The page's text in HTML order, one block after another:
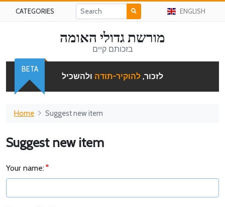
CATEGORIES ENGLISH
מורשת גדולי האומה
בזכותם קיים
לזכור, להוקיר-תודה ולהשכיל
BETA
Home Suggest new item
Suggest new item
Your name: